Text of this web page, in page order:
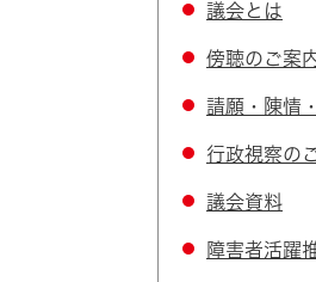
議会とは
傍聴のご案
請願・陳情
行政視察の
議会資料
障害者活躍